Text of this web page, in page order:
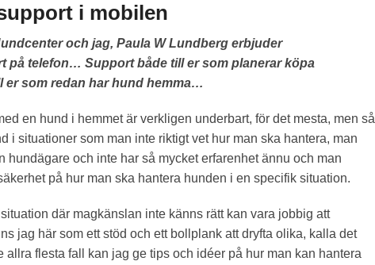
i mobilen
och jag, Paula W Lundberg erbjuder
på telefon… Support både till er som planerar köpa
er som redan har hund hemma…
en hund i hemmet är verkligen underbart, för det mesta, men så
i situationer som man inte riktigt vet hur man ska hantera, man
hundägare och inte har så mycket erfarenhet ännu och man
på hur man ska hantera hunden i en specifik situation.
där magkänslan inte känns rätt kan vara jobbig att
jag här som ett stöd och ett bollplank att dryfta olika, kalla det
allra flesta fall kan jag ge tips och idéer på hur man kan hantera